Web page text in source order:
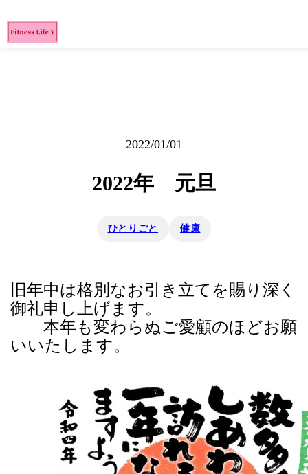
2022/01/01
2022年 元旦
ひとりごと 健康
旧年中は格別なお引き立てを賜り深く
御礼申し上げます。
本年も変わらぬご愛顧のほどお願
いいたします。